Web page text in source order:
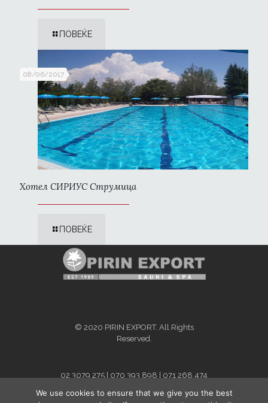
ПОВЕЌЕ
08/06/2017
Хотел СИРИУС Струмица
ПОВЕЌЕ
© 2020 PIRIN EXPORT. All Rights
Reserved.
02 3079 275 | 070 393 898 | 071 268 474
For Kosovo and Albania - contact
We use cookies to ensure that we give you the best